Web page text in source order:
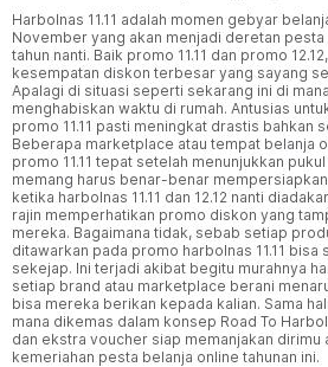
Harbolnas 11.11 adalah momen gebyar
November yang akan menjadi deretan
tahun nanti. Baik promo 11.11 dan promo
kesempatan diskon terbesar yang sayang
Apalagi di situasi seperti sekarang ini di
menghabiskan waktu di rumah. Antusias
promo 11.11 pasti meningkat drastis bahkan
Beberapa marketplace atau tempat belanja
promo 11.11 tepat setelah menunjukkan
memang harus benar-benar
ketika harbolnas 11.11 dan 12.12 nanti
rajin memperhatikan promo diskon yang
mereka. Bagaimana tidak, sebab setiap
ditawarkan pada promo harbolnas 11.11 bisa
sekejap. Ini terjadi akibat begitu murahnya
setiap brand atau marketplace berani
bisa mereka berikan kepada kalian. Sama
mana dikemas dalam konsep Road To
dan ekstra voucher siap memanjakan dirimu
kemeriahan pesta belanja online tahunan ini.